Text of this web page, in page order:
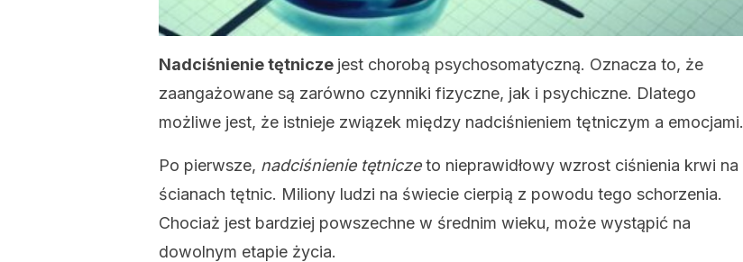
Nadciśnienie tętnicze jest chorobą psychosomatyczną. Oznacza to, że
zaangażowane są zarówno czynniki fizyczne, jak i psychiczne. Dlatego
możliwe jest, że istnieje związek między nadciśnieniem tętniczym a emocjami.
Po pierwsze, nadciśnienie tętniczeto nieprawidłowy wzrost ciśnienia krwi na
ścianach tętnic. Miliony ludzi na świecie cierpią z powodu tego schorzenia.
Chociaż jest bardziej powszechne w średnim wieku, może wystąpić na
dowolnym etapie życia.